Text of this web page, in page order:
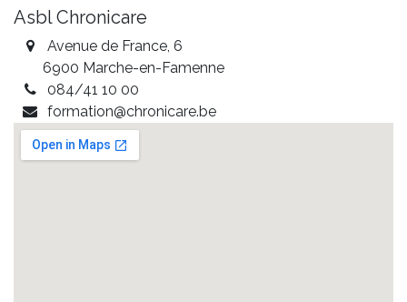
Asbl Chronicare
Avenue de France, 6
6900 Marche-en-Famenne
084/41 10 00
formation@chronicare.be